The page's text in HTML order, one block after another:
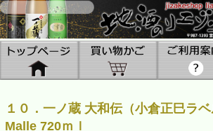
１０．一ノ蔵 大和伝（小倉正巳ラ
Malle 720ｍｌ